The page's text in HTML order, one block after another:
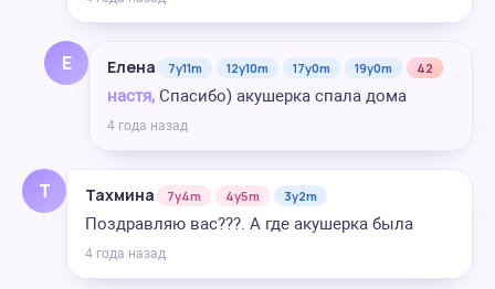
Е Елена 7y11m 12y10m 17y0m 19y0m 42
настя, Спасибо) акушерка спала дома
4 года назад
Т Тахмина 7y4m 4y5m 3y2m
Поздравляю вас???. А где акушерка была
4 года назад